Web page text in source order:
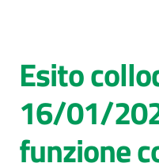
cura
AUSL
Comunica
Esito
16/01/
funzione